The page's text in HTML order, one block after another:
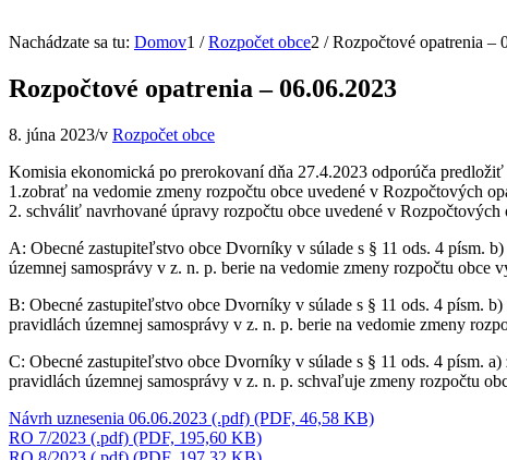
Nachádzate sa tu: Domov1 / Rozpočet obce2 / Rozpočtové opatrenia –
Rozpočtové opatrenia – 06.06.2023
8. júna 2023/v Rozpočet obce
Komisia ekonomická po prerokovaní dňa 27.4.2023 odporúča
1.zobrať na vedomie zmeny rozpočtu obce uvedené v Rozpočtových
2. schváliť navrhované úpravy rozpočtu obce uvedené v Rozpočtových
A: Obecné zastupiteľstvo obce Dvorníky v súlade s § 11 ods. 4 písm.
územnej samosprávy v z. n. p. berie na vedomie zmeny rozpočtu
B: Obecné zastupiteľstvo obce Dvorníky v súlade s § 11 ods. 4 písm.
pravidlách územnej samosprávy v z. n. p. berie na vedomie zmeny
C: Obecné zastupiteľstvo obce Dvorníky v súlade s § 11 ods. 4 písm.
pravidlách územnej samosprávy v z. n. p. schvaľuje zmeny rozpočtu
Návrh uznesenia 06.06.2023 (.pdf) (PDF, 46,58 KB)
RO 7/2023 (.pdf) (PDF, 195,60 KB)